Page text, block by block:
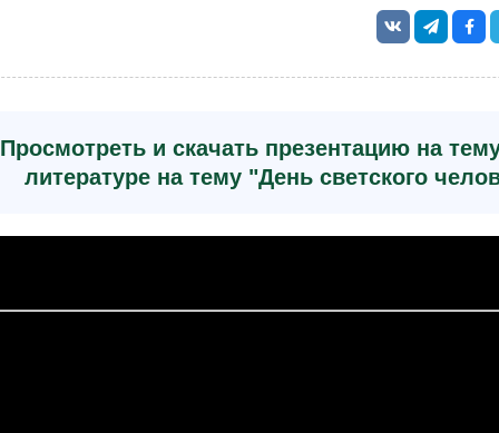
Просмотреть и скачать презентацию на
литературе на тему "День светского